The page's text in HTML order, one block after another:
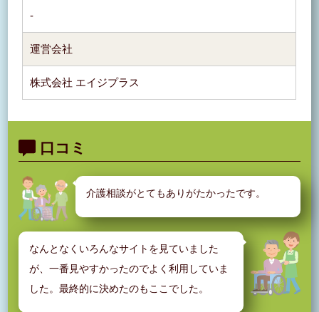
-
運営会社
株式会社 エイジプラス
口コミ
介護相談がとてもありがたかったです。
なんとなくいろんなサイトを見ていました
が、一番見やすかったのでよく利用していま
した。最終的に決めたのもここでした。